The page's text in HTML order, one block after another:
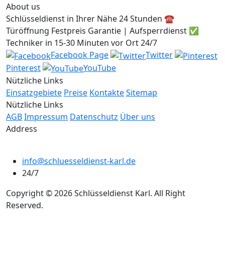
About us
Schlüsseldienst in Ihrer Nähe 24 Stunden ☎️
Türöffnung Festpreis Garantie | Aufsperrdienst ✅
Techniker in 15-30 Minuten vor Ort 24/7
Facebook Page
Twitter
Pinterest
YouTube
Nützliche Links
Einsatzgebiete Preise KontakteSitemap
Nützliche Links
AGBImpressum Datenschutz Über uns
Address
info@schluesseldienst-karl.de
24/7
Copyright © 2026 Schlüsseldienst Karl. All Right
Reserved.